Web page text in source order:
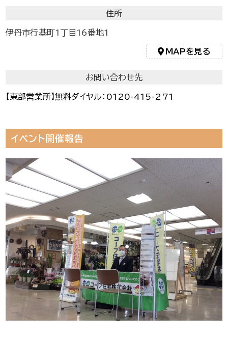
住所
伊丹市行基町1丁目16番地1
MAPを見る
お問い合わせ先
【東部営業所】無料ダイヤル：0120-415-271
イベント開催報告